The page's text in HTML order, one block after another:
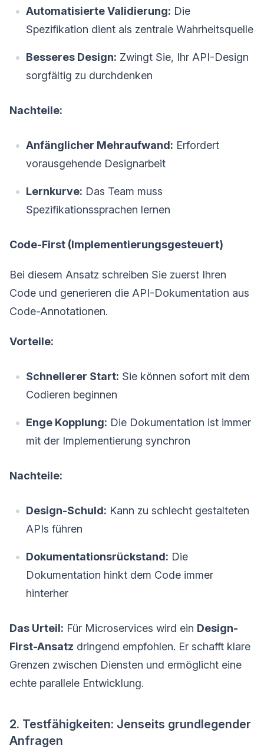
Automatisierte Validierung: Die
Spezifikation dient als zentrale Wahrheitsquelle
Besseres Design: Zwingt Sie, Ihr API-Design
sorgfältig zu durchdenken
Nachteile:
Anfänglicher Mehraufwand: Erfordert
vorausgehende Designarbeit
Lernkurve: Das Team muss
Spezifikationssprachen lernen
Code-First (Implementierungsgesteuert)
Bei diesem Ansatz schreiben Sie zuerst Ihren
Code und generieren die API-Dokumentation aus
Code-Annotationen.
Vorteile:
Schnellerer Start: Sie können sofort mit dem
Codieren beginnen
Enge Kopplung: Die Dokumentation ist immer
mit der Implementierung synchron
Nachteile:
Design-Schuld: Kann zu schlecht gestalteten
APIs führen
Dokumentationsrückstand: Die
Dokumentation hinkt dem Code immer
hinterher
Das Urteil: Für Microservices wird ein Design-
First-Ansatz dringend empfohlen. Er schafft klare
Grenzen zwischen Diensten und ermöglicht eine
echte parallele Entwicklung.
2. Testfähigkeiten: Jenseits grundlegender
Anfragen